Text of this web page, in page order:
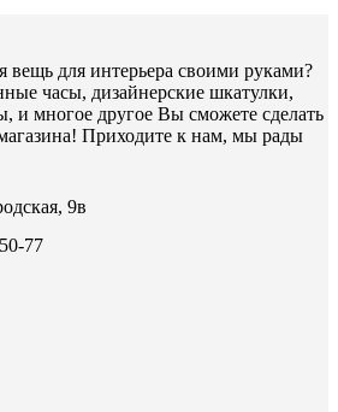
вещь для интерьера своими руками?
часы, дизайнерские шкатулки,
и многое другое Вы сможете сделать
Приходите к нам, мы рады
9в
77